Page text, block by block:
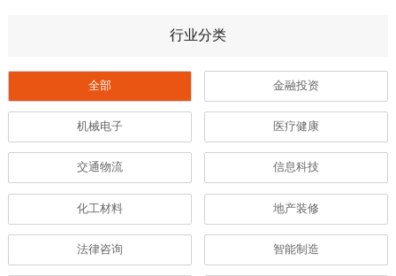
行业分类
全部 金融投资
机械电子 医疗健康
交通物流 信息科技
化工材料 地产装修
法律咨询 智能制造